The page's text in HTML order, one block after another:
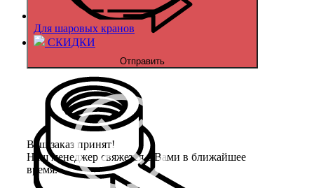
Для шаровых кранов
СКИДКИ
Отправить
Ваш заказ принят!
Наш менеджер свяжется с Вами в ближайшее
время.